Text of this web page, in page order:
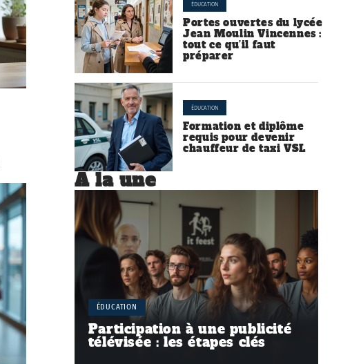
ÉDUCATION
Portes ouvertes du lycée
Jean Moulin Vincennes :
tout ce qu’il faut
préparer
ÉDUCATION
Formation et diplôme
requis pour devenir
chauffeur de taxi VSL
À la une
ÉDUCATION
Participation à une publicité
télévisée : les étapes clés